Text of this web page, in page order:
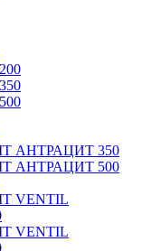
АНТРАЦИТ 350
АНТРАЦИТ 500
VENTIL
VENTIL